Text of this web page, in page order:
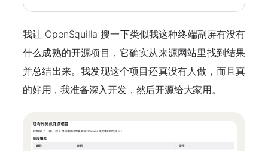
我让 OpenSquilla 搜一下类似我这种终端副屏有没有
什么成熟的开源项目，它确实从来源网站里找到结果
并总结出来。我发现这个项目还真没有人做，而且真
的好用，我准备深入开发，然后开源给大家用。